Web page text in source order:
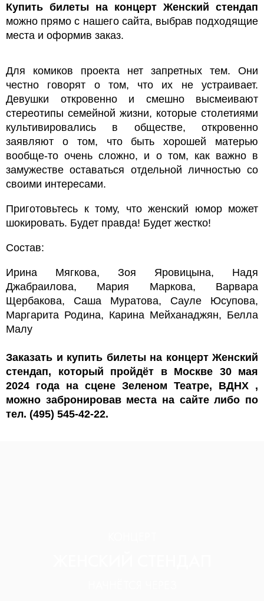
Купить билеты на концерт Женский стендап
можно прямо с нашего сайта, выбрав подходящие
места и оформив заказ.
Для комиков проекта нет запретных тем. Они
честно говорят о том, что их не устраивает.
Девушки откровенно и смешно высмеивают
стереотипы семейной жизни, которые столетиями
культивировались в обществе, откровенно
заявляют о том, что быть хорошей матерью
вообще-то очень сложно, и о том, как важно в
замужестве оставаться отдельной личностью со
своими интересами.
Приготовьтесь к тому, что женский юмор может
шокировать. Будет правда! Будет жестко!
Состав:
Ирина Мягкова, Зоя Яровицына, Надя
Джабраилова, Мария Маркова, Варвара
Щербакова, Саша Муратова, Сауле Юсупова,
Маргарита Родина, Карина Мейханаджян, Белла
Малу
Заказать и купить билеты на концерт Женский
стендап, который пройдёт в Москве 30 мая
2024 года на сцене Зеленом Театре, ВДНХ ,
можно забронировав места на сайте либо по
тел. (495) 545-42-22.